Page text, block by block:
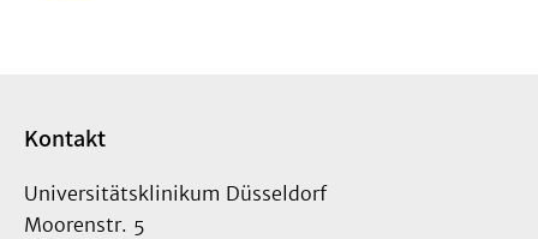
Kontakt
Universitätsklinikum Düsseldorf
Moorenstr. 5